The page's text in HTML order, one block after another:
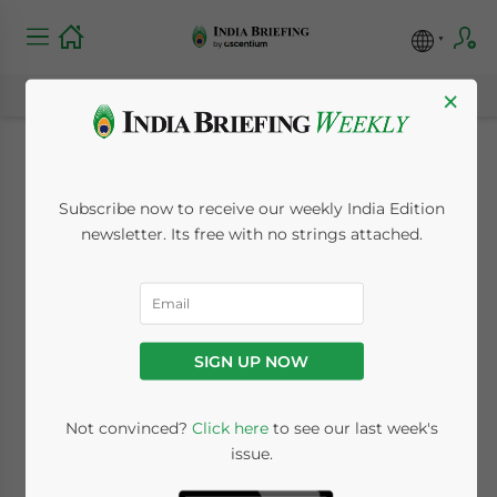
Cultura y etiqueta de
negocios en India
Posted by
Dezan Shira & Associates
EditorLorena Miera Ruiz
×
Subscribe now to receive our weekly India Edition
newsletter. Its free with no strings attached.
SIGN UP NOW
Not convinced? Click hereto see our last week's
issue.